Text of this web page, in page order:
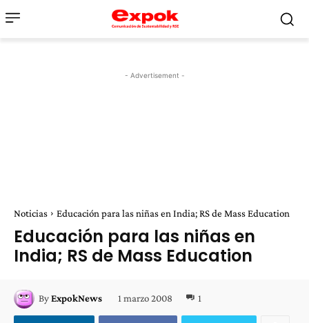
- Advertisement -
Noticias Educación para las niñas en India; RS de Mass Education
Educación para las niñas en
India; RS de Mass Education
ByExpokNews 1 marzo 2008 1